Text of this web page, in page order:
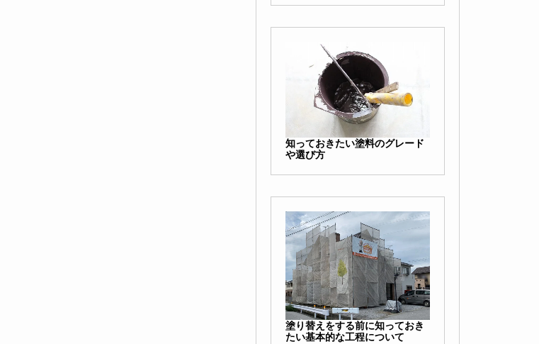
知っておきたい塗料のグレード
や選び方
塗り替えをする前に知っておき
たい基本的な工程について